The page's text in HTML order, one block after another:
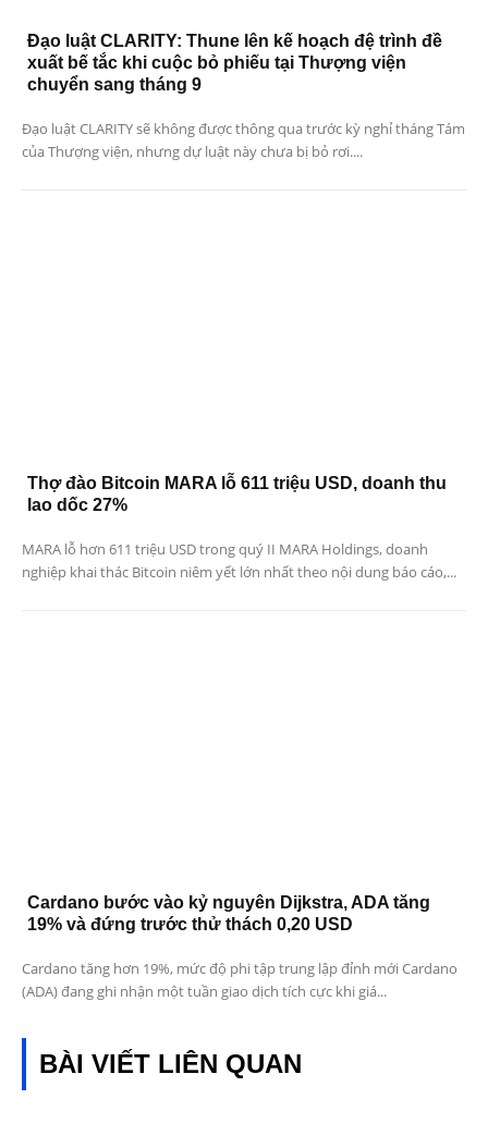
Đạo luật CLARITY: Thune lên kế hoạch đệ trình đề
xuất bế tắc khi cuộc bỏ phiếu tại Thượng viện
chuyển sang tháng 9
Đạo luật CLARITY sẽ không được thông qua trước kỳ nghỉ tháng Tám
của Thượng viện, nhưng dự luật này chưa bị bỏ rơi....
Thợ đào Bitcoin MARA lỗ 611 triệu USD, doanh thu
lao dốc 27%
MARA lỗ hơn 611 triệu USD trong quý II MARA Holdings, doanh
nghiệp khai thác Bitcoin niêm yết lớn nhất theo nội dung báo cáo,...
Cardano bước vào kỷ nguyên Dijkstra, ADA tăng
19% và đứng trước thử thách 0,20 USD
Cardano tăng hơn 19%, mức độ phi tập trung lập đỉnh mới Cardano
(ADA) đang ghi nhận một tuần giao dịch tích cực khi giá...
BÀI VIẾT LIÊN QUAN